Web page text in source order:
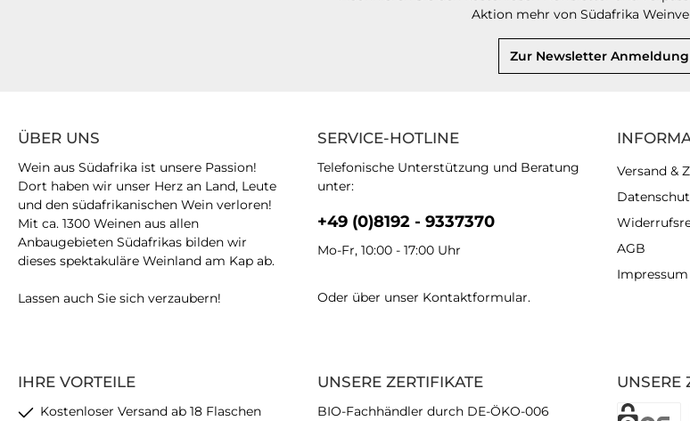
Aktion mehr von Südafrika
Zur Newsletter Anmeldung
SERVICE-HOTLINE
Telefonische Unterstützung und Beratung
unter:
+49 (0)8192 - 9337370
Mo-Fr, 10:00 - 17:00 Uhr
Oder über unser Kontaktformular.
IHRE VORTEILE
Kostenloser Versand ab 18 Flaschen
UNSERE
ÜBER UNS
Wein aus Südafrika ist unsere Passion!
Dort haben wir unser Herz an Land, Leute
und den südafrikanischen Wein verloren!
Mit ca. 1300 Weinen aus allen
Anbaugebieten Südafrikas bilden wir
dieses spektakuläre Weinland am Kap ab.
Lassen auch Sie sich verzaubern!
UNSERE ZERTIFIKATE
BIO-Fachhändler durch DE-ÖKO-006
Versand &
AGB
Impressum